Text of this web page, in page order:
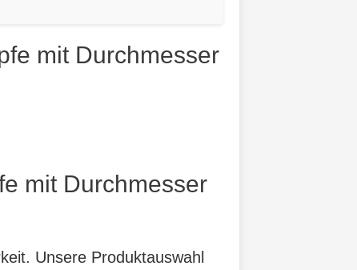
mit Durchmesser
mit Durchmesser
Unsere Produktauswahl